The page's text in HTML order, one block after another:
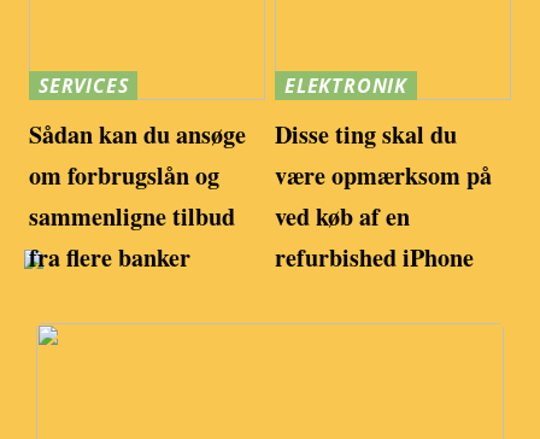
SERVICES
Sådan kan du ansøge
om forbrugslån og
sammenligne tilbud
fra flere banker
ELEKTRONIK
Disse ting skal du
være opmærksom på
ved køb af en
refurbished iPhone